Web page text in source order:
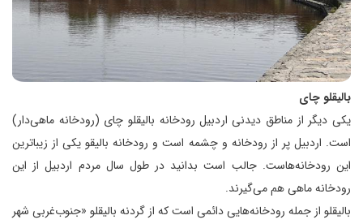
بالیقلو چای
یکی دیگر از مناطق دیدنی اردبیل رودخانه بالیقلو چای (رودخانه ماهی‌دار)
است. اردبیل پر از رودخانه و چشمه است و رودخانه بالیقو یکی از زیباترین
این رودخانه‌هاست. جالب است بدانید در طول سال مردم اردبیل از این
رودخانه ماهی هم می‌گیرند.
بالیقلو از جمله رودخانه‌هایی دائمی است که از گردنه بالیقلو «جنوب‌غربی شهر